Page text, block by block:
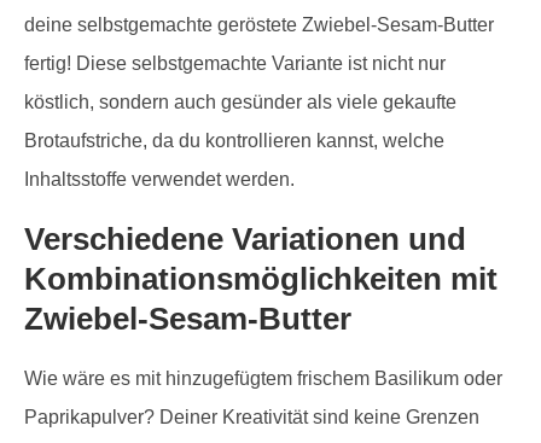
deine selbstgemachte geröstete Zwiebel-Sesam-Butter
fertig! Diese selbstgemachte Variante ist nicht nur
köstlich, sondern auch gesünder als viele gekaufte
Brotaufstriche, da du kontrollieren kannst, welche
Inhaltsstoffe verwendet werden.
Verschiedene Variationen und
Kombinationsmöglichkeiten mit
Zwiebel-Sesam-Butter
Wie wäre es mit hinzugefügtem frischem Basilikum oder
Paprikapulver? Deiner Kreativität sind keine Grenzen